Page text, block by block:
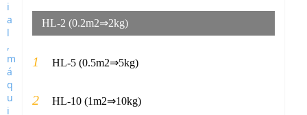
HL-2 (0.2m2⇒2kg)
1 HL-5 (0.5m2⇒5kg)
2 HL-10 (1m2⇒10kg)